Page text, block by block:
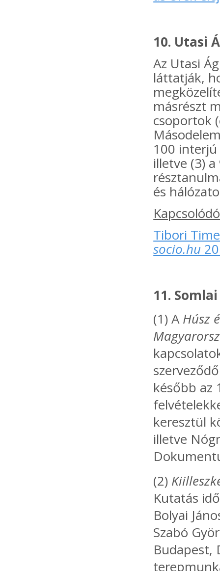
10. Utasi
Az Utasi
láttatják,
másrészt
csoportok
100
illetve (3)
és
Tibori
socio.hu
11.
(1) AHúsz
később az
keresztül
illetve
(2)
Kutatás
Bolyai
Szabó
Budapest,